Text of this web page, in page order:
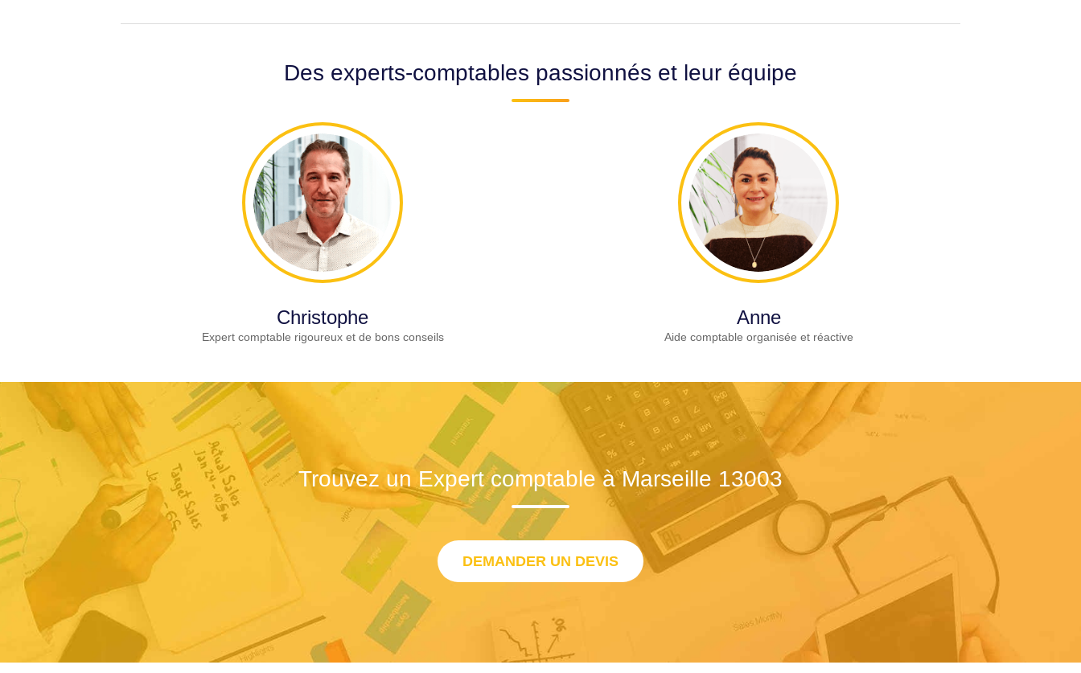
Des experts-comptables passionnés et leur équipe
Christophe
Expert comptable rigoureux et de bons conseils
Anne
Aide comptable organisée et réactive
Trouvez un Expert comptable à Marseille 13003
DEMANDER UN DEVIS